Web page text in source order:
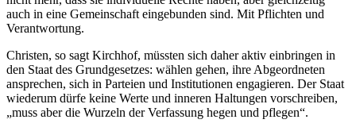
auch in eine Gemeinschaft eingebunden sind. Mit Pflichten und
Verantwortung.
Christen, so sagt Kirchhof, müssten sich daher aktiv einbringen in
den Staat des Grundgesetzes: wählen gehen, ihre Abgeordneten
ansprechen, sich in Parteien und Institutionen engagieren. Der Staat
wiederum dürfe keine Werte und inneren Haltungen vorschreiben,
„muss aber die Wurzeln der Verfassung hegen und pflegen“.